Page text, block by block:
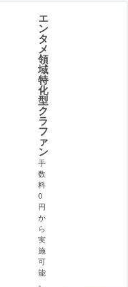
エ
ン
タ
メ
領
域
特
化
型
ク
ラ
フ
ァ
ン
手
数
料
0
円
か
ら
実
施
可
能